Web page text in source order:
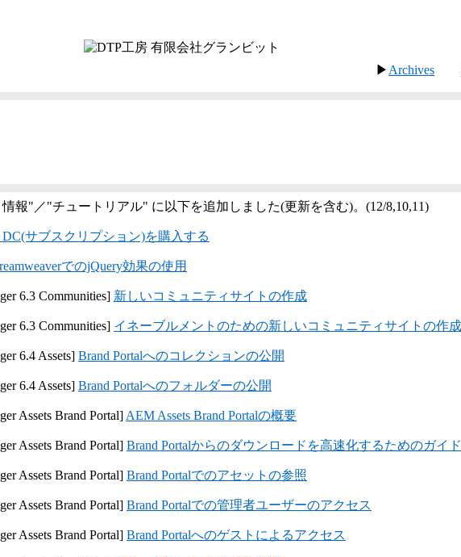
▶ Archives
報"／"チュートリアル" に以下を追加しました(更新を含む)。 (12/8,​10,​11)
DC(サブスクリプション)を購入する
でのjQuery効果の使用
6.3 Communities] 新しいコミュニティサイトの作成
6.3 Communities] イネーブルメントのための新しいコミュニティサイトの作成
6.4 Assets] Brand Portalへのコレクションの公開
6.4 Assets] Brand Portalへのフォルダーの公開
Assets Brand Portal] AEM Assets Brand Portalの概要
Assets Brand Portal] Brand Portalからのダウンロードを高速化するためのガイド
Assets Brand Portal] Brand Portalでのアセットの参照
Assets Brand Portal] Brand Portalでの管理者ユーザーのアクセス
Assets Brand Portal] Brand Portalへのゲストによるアクセス